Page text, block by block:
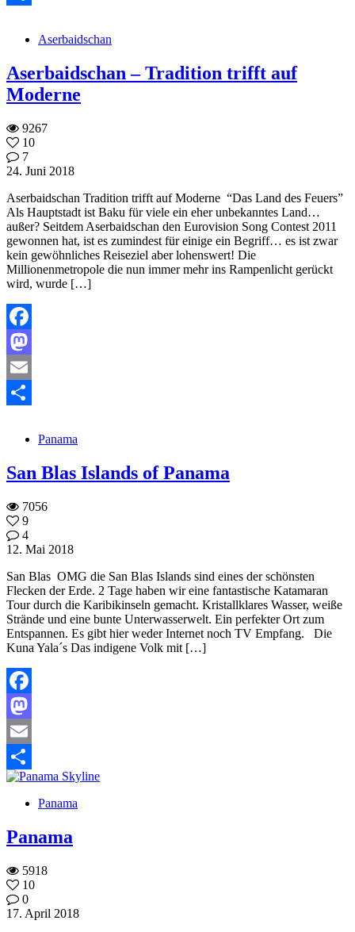
Aserbaidschan
Aserbaidschan – Tradition trifft auf
Moderne
9267
10
7
24. Juni 2018
Aserbaidschan Tradition trifft auf Moderne “Das Land des Feuers”
Als Hauptstadt ist Baku für viele ein eher unbekanntes Land…
außer? Seitdem Aserbaidschan den Eurovision Song Contest 2011
gewonnen hat, ist es zumindest für einige ein Begriff… es ist zwar
kein gewöhnliches Reiseziel aber lohenswert! Die
Millionenmetropole die nun immer mehr ins Rampenlicht gerückt
wird, wurde […]
Facebook
Mastodon
Email
Panama
San Blas Islands of Panama
7056
9
4
12. Mai 2018
San Blas OMG die San Blas Islands sind eines der schönsten
Flecken der Erde. 2 Tage haben wir eine fantastische Katamaran
Tour durch die Karibikinseln gemacht. Kristallklares Wasser, weiße
Strände und eine bunte Unterwasserwelt. Ein perfekter Ort zum
Entspannen. Es gibt hier weder Internet noch TV Empfang. Die
Kuna Yala´s Das indigene Volk mit […]
Facebook
Mastodon
Email
Teilen
Panama
Panama
5918
10
0
17. April 2018